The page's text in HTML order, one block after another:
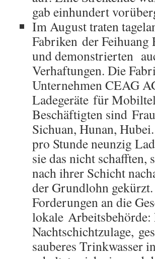
gab einhundert
Im August traten
Fabriken der Feihuang
und demonstrierten
Verhaftungen. Die
Unternehmen CEAG
Ladegeräte für
Beschäftigten sind
Sichuan, Hunan,
pro Stunde neunzig
sie das nicht schafften,
nach ihrer Schicht
der Grundlohn
Forderungen an die
lokale
Nachtschichtzulage,
sauberes Trinkwasser